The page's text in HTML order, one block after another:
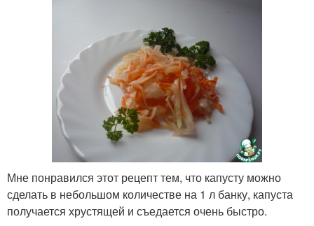
Мне понравился этот рецепт тем, что капусту можно
сделать в небольшом количестве на 1 л банку, капуста
получается хрустящей и съедается очень быстро.